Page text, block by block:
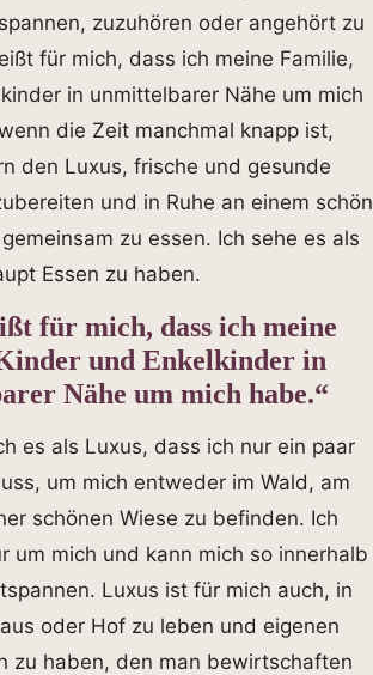
zuzuhören oder angehört zu
für mich, dass ich meine Familie,
in unmittelbarer Nähe um mich
die Zeit manchmal knapp ist,
den Luxus, frische und gesunde
und in Ruhe an einem schön
zu essen. Ich sehe es als
Essen zu haben.
für mich, dass ich meine
und Enkelkinder in
Nähe um mich habe.“
es als Luxus, dass ich nur ein paar
um mich entweder im Wald, am
schönen Wiese zu befinden. Ich
um mich und kann mich so innerhalb
Luxus ist für mich auch, in
oder Hof zu leben und eigenen
zu haben, den man bewirtschaften